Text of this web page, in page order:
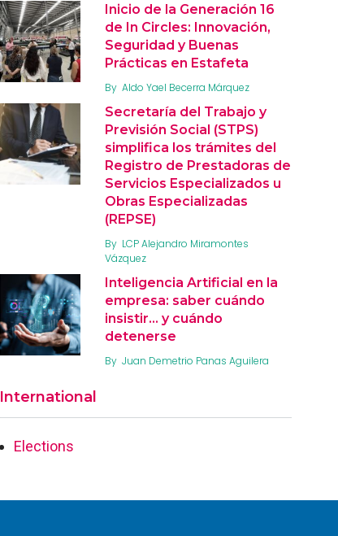
Inicio de la Generación 16
de In Circles: Innovación,
Seguridad y Buenas
Prácticas en Estafeta
By Aldo Yael Becerra Márquez
Secretaría del Trabajo y
Previsión Social (STPS)
simplifica los trámites del
Registro de Prestadoras de
Servicios Especializados u
Obras Especializadas
(REPSE)
By LCP Alejandro Miramontes
Vázquez
Inteligencia Artificial en la
empresa: saber cuándo
insistir… y cuándo
detenerse
By Juan Demetrio Panas Aguilera
International
Elections